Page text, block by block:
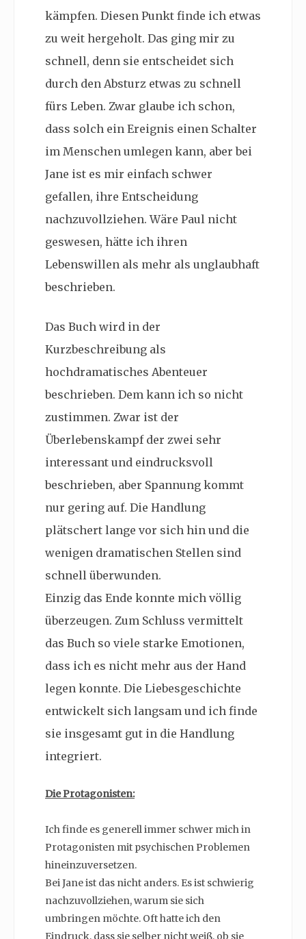
kämpfen. Diesen Punkt finde ich etwas
zu weit hergeholt. Das ging mir zu
schnell, denn sie entscheidet sich
durch den Absturz etwas zu schnell
fürs Leben. Zwar glaube ich schon,
dass solch ein Ereignis einen Schalter
im Menschen umlegen kann, aber bei
Jane ist es mir einfach schwer
gefallen, ihre Entscheidung
nachzuvollziehen. Wäre Paul nicht
geswesen, hätte ich ihren
Lebenswillen als mehr als unglaubhaft
beschrieben.
Das Buch wird in der
Kurzbeschreibung als
hochdramatisches Abenteuer
beschrieben. Dem kann ich so nicht
zustimmen. Zwar ist der
Überlebenskampf der zwei sehr
interessant und eindrucksvoll
beschrieben, aber Spannung kommt
nur gering auf. Die Handlung
plätschert lange vor sich hin und die
wenigen dramatischen Stellen sind
schnell überwunden.
Einzig das Ende konnte mich völlig
überzeugen. Zum Schluss vermittelt
das Buch so viele starke Emotionen,
dass ich es nicht mehr aus der Hand
legen konnte. Die Liebesgeschichte
entwickelt sich langsam und ich finde
sie insgesamt gut in die Handlung
integriert.
Die Protagonisten:
Ich finde es generell immer schwer mich in
Protagonisten mit psychischen Problemen
hineinzuversetzen.
Bei Jane ist das nicht anders. Es ist schwierig
nachzuvollziehen, warum sie sich
umbringen möchte. Oft hatte ich den
Eindruck, dass sie selber nicht weiß, ob sie